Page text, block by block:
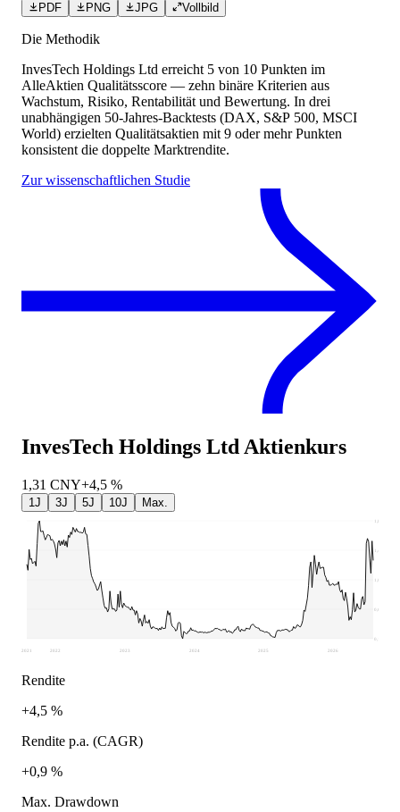
PDF PNG JPG Vollbild
Die Methodik
InvesTech Holdings Ltd erreicht 5 von 10 Punkten im
AlleAktien Qualitätsscore — zehn binäre Kriterien aus
Wachstum, Risiko, Rentabilität und Bewertung. In drei
unabhängigen 50-Jahres-Backtests (DAX, S&P 500, MSCI
World) erzielten Qualitätsaktien mit 9 oder mehr Punkten
konsistent die doppelte Marktrendite.
Zur wissenschaftlichen Studie
InvesTech Holdings Ltd Aktienkurs
1,31 CNY+4,5 %
1J 3J 5J 10J Max.
0,17
0,6
1,03
1,46
1,89
2021 2022 2023 2024 2025 2026
Rendite
+4,5 %
Rendite p.a. (CAGR)
+0,9 %
Max. Drawdown